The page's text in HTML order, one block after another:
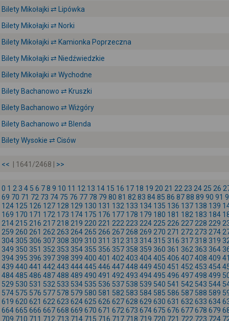
Bilety Mikołajki ⇄ Lipówka
Bilety Mikołajki ⇄ Norki
Bilety Mikołajki ⇄ Kamionka Poprzeczna
Bilety Mikołajki ⇄ Niedźwiedzkie
Bilety Mikołajki ⇄ Wychodne
Bilety Bachanowo ⇄ Kruszki
Bilety Bachanowo ⇄ Wiżgóry
Bilety Bachanowo ⇄ Blenda
Bilety Wysokie ⇄ Cisów
<< | 1641/2468 | >>
0 1 2 3 4 5 6 78 9 10 11 12 13 14 15 16 17 18 19 20 21 22 23 24 25 26
69 70 71 72 73 74 75 76 77 78 79 80 81 82 83 8485 86 8788 89 90 91
124 125 126 127 128 129 130 131 132 133 134 135 136 137 138 139
169 170 171 172 173 174 175 176 177 178 179 180 181 182 183 184
214 215 216 217 218 219 220 221 222 223 224 225 226 227 228 229
259 260 261 262 263 264 265 266 267 268 269 270 271 272 273 274
304 305 306 307 308 309 310 311 312 313 314 315 316 317 318 319
349 350 351 352 353 354 355 356 357 358 359 360 361 362 363 364
394 395 396 397 398 399 400 401 402 403 404405 406 407408 409
439 440 441 442 443 444445 446 447448 449 450 451 452 453 454
484485 486 487488 489 490 491 492 493 494495 496 497498 499
529 530 531 532 533 534 535 536 537 538 539 540 541 542 543 544
574 575 576 577 578 579 580 581 582 583 584 585 586 587 588 589
619 620 621 622 623 624625 626 627628 629 630 631 632 633 634
664665 666 667668 669 670 671 672 673 674675 676 677678 679
709 710 711 712 713 714 715 716 717 718 719 720 721 722 723 724